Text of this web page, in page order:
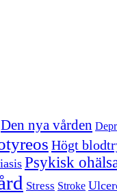
Den nya vården
Högt
Psykisk
Stress Stroke